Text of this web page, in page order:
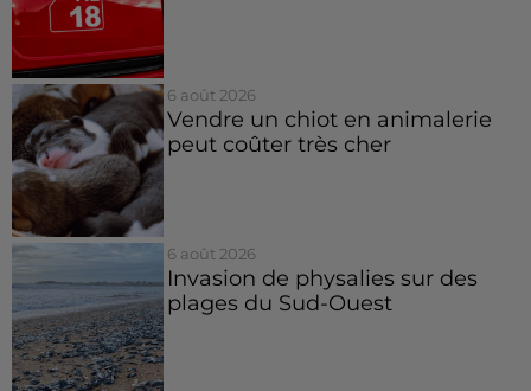
6 août 2026
Vendre un chiot en animalerie
peut coûter très cher
6 août 2026
Invasion de physalies sur des
plages du Sud-Ouest